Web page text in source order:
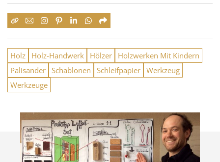
Holz Holz-Handwerk Hölzer
Holzwerken Mit Kindern
Palisander Schablonen Schleifpapier Werkzeug
Werkzeuge